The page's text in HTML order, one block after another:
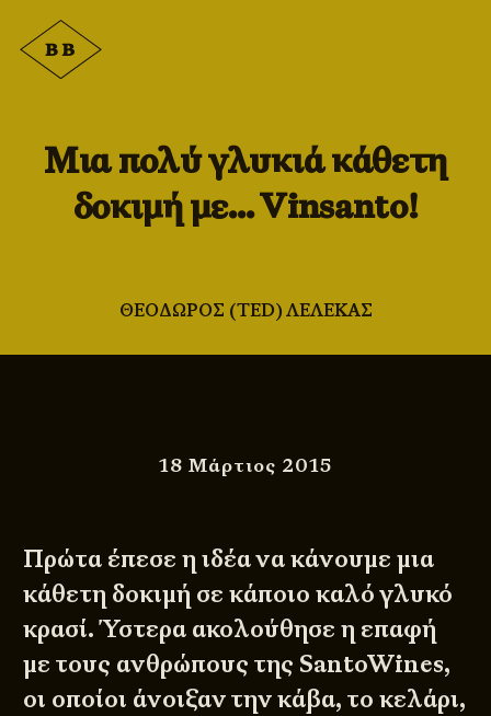
Μια πολύ γλυκιά κάθετη
δοκιμή με… Vinsanto!
ΘΕΟΔΩΡΟΣ (TED) ΛΕΛΕΚΑΣ
18 Μάρτιος 2015
Πρώτα έπεσε η ιδέα να κάνουμε μια
κάθετη δοκιμή σε κάποιο καλό γλυκό
κρασί. Ύστερα ακολούθησε η επαφή
με τους ανθρώπους της SantoWines,
οι οποίοι άνοιξαν την κάβα, το κελάρι,